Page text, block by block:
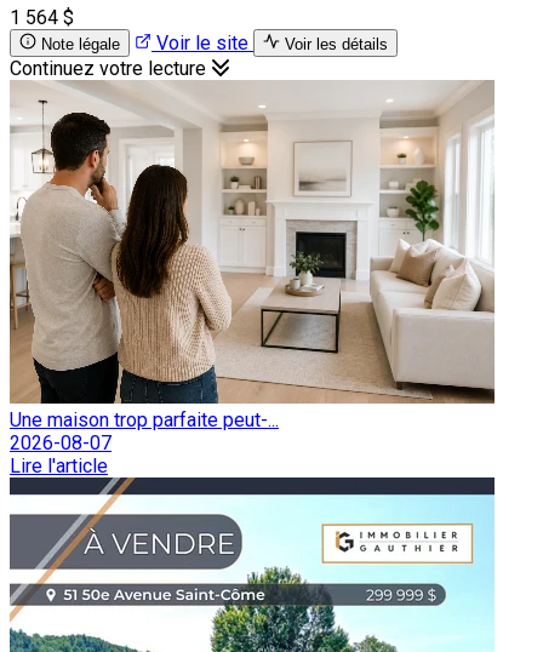
1 564 $
Note légale Voir le site Voir les détails
Continuez votre lecture
Une maison trop parfaite peut-...
2026-08-07
Lire l'article